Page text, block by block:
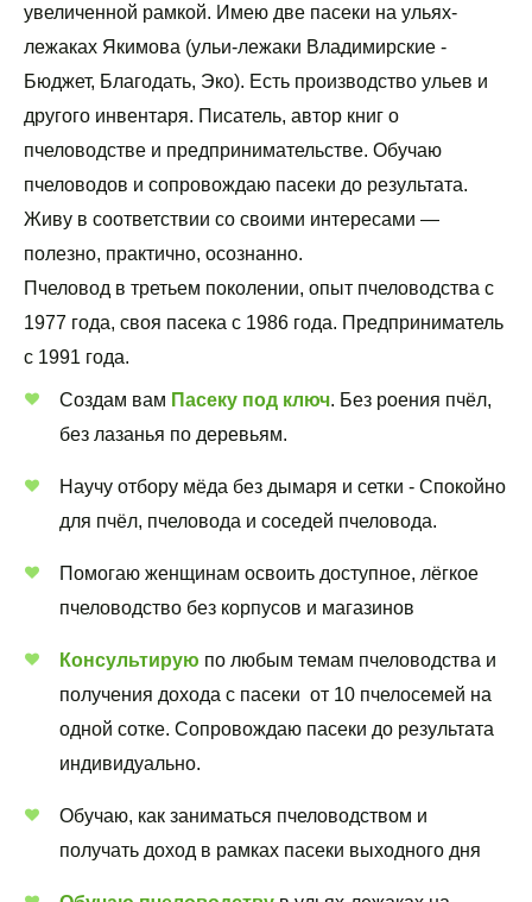
увеличенной рамкой. Имею две пасеки на ульях-
лежаках Якимова (ульи-лежаки Владимирские -
Бюджет, Благодать, Эко). Есть производство ульев и
другого инвентаря. Писатель, автор книг о
пчеловодстве и предпринимательстве. Обучаю
пчеловодов и сопровождаю пасеки до результата.
Живу в соответствии со своими интересами —
полезно, практично, осознанно.
Пчеловод в третьем поколении, опыт пчеловодства с
1977 года, своя пасека с 1986 года. Предприниматель
с 1991 года.
Создам вам Пасеку под ключ. Без роения пчёл,
без лазанья по деревьям.
Научу отбору мёда без дымаря и сетки - Спокойно
для пчёл, пчеловода и соседей пчеловода.
Помогаю женщинам освоить доступное, лёгкое
пчеловодство без корпусов и магазинов
Консультирую по любым темам пчеловодства и
получения дохода с пасеки  от 10 пчелосемей на
одной сотке. Сопровождаю пасеки до результата
индивидуально.
Обучаю, как заниматься пчеловодством и
получать доход в рамках пасеки выходного дня